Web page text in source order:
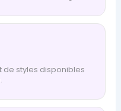
de styles disponibles